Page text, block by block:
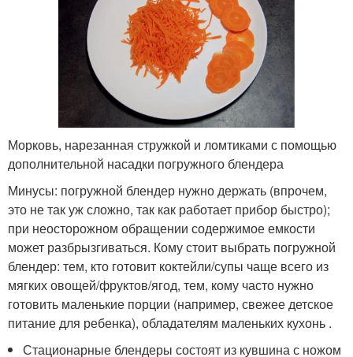
Морковь, нарезанная стружкой и ломтиками с помощью
дополнительной насадки погружного блендера
Минусы: погружной блендер нужно держать (впрочем,
это не так уж сложно, так как работает прибор быстро);
при неосторожном обращении содержимое емкости
может разбрызгиваться. Кому стоит выбрать погружной
блендер: тем, кто готовит коктейли/супы чаще всего из
мягких овощей/фруктов/ягод, тем, кому часто нужно
готовить маленькие порции (например, свежее детское
питание для ребенка), обладателям маленьких кухонь .
Стационарные блендеры состоят из кувшина с ножом